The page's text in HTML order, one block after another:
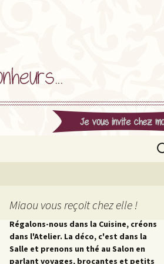
Miaou vous reçoit chez elle !
Régalons-nous dans la Cuisine, créons
dans l'Atelier. La déco, c'est dans la
Salle et prenons un thé au Salon en
parlant voyages, brocantes et petits